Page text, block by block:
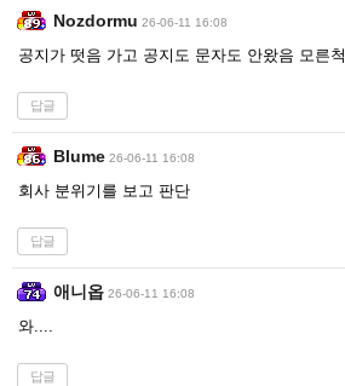
Nozdormu 26-06-11 16:08
공지가 떳음 가고 공지도 문자도 안왔음 모른척
답글
Blume 26-06-11 16:08
회사 분위기를 보고 판단
답글
애니옵 26-06-11 16:08
와....
답글